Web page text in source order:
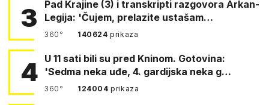
3
Pad Krajine (3) i transkripti razgovora Arkan-
Legija: 'Čujem, prelazite ustašam…
360° 140624prikaza
4 U 11 sati bili su pred Kninom. Gotovina:
'Sedma neka uđe, 4. gardijska neka g…
360° 124004prikaza